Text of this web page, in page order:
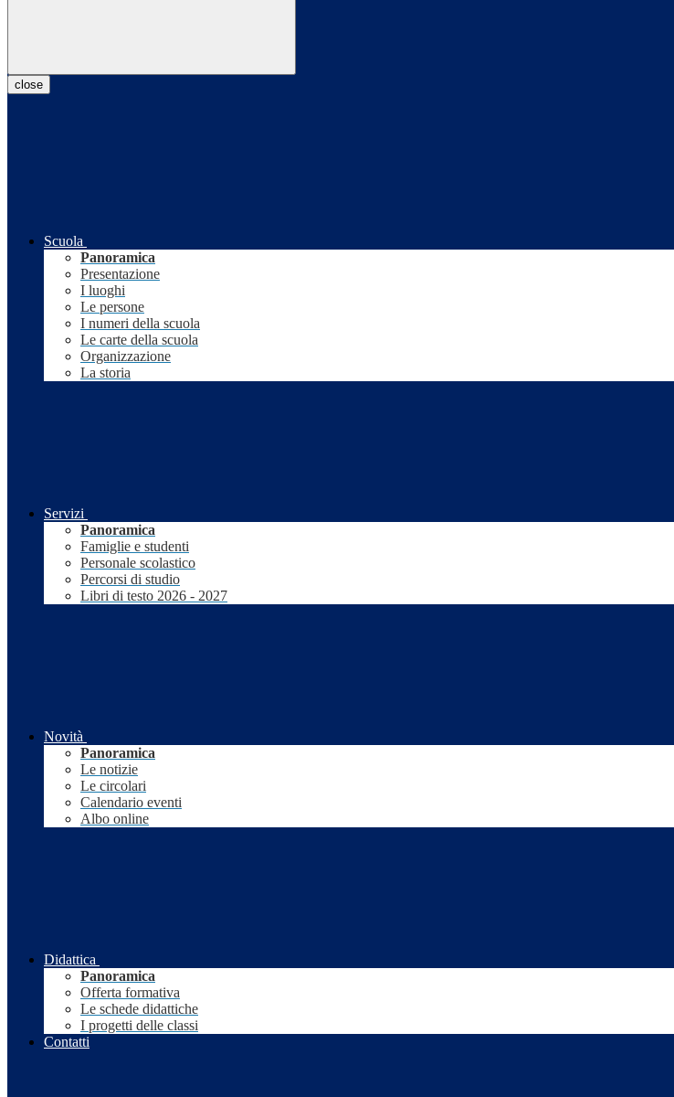
close
Scuola
Panoramica
Presentazione
I luoghi
Le persone
I numeri della scuola
Le carte della scuola
Organizzazione
La storia
Servizi
Panoramica
Famiglie e studenti
Personale scolastico
Percorsi di studio
Libri di testo 2026 - 2027
Novità
Panoramica
Le notizie
Le circolari
Calendario eventi
Albo online
Didattica
Panoramica
Offerta formativa
Le schede didattiche
I progetti delle classi
Contatti